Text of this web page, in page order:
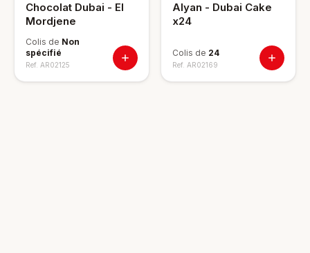
Chocolat Dubai - El
Mordjene
Colis de Non
spécifié
Ref. AR02125
Alyan - Dubai Cake
x24
Colis de 24
Ref. AR02169